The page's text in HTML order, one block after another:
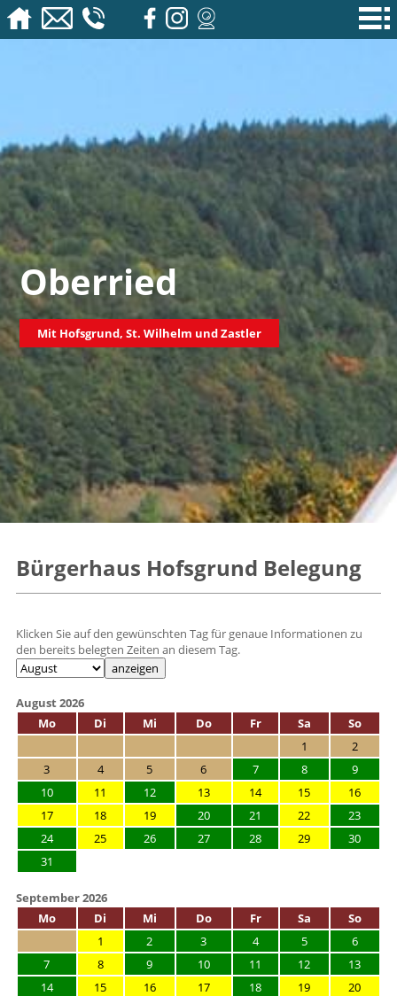
Oberried
Mit Hofsgrund, St. Wilhelm und Zastler
Bürgerhaus Hofsgrund Belegung
Klicken Sie auf den gewünschten Tag für genaue Informationen zu
den bereits belegten Zeiten an diesem Tag.
August 2026
Mo
Di Mi Do Fr Sa
So
1
2
3
4 5 6 7 8
9
10
11 12 13 14 15
16
17
18 19 20 21 22
23
24
25 26 27 28 29
30
31
September 2026
Mo
Di Mi Do Fr Sa
So
1
2 3 4 5
6
7
8 9 10 11 12
13
14
15 16 17 18 19
20